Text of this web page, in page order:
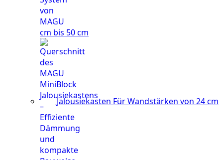
cm bis 50 cm
Jalousiekasten Für Wandstärken von 24 cm